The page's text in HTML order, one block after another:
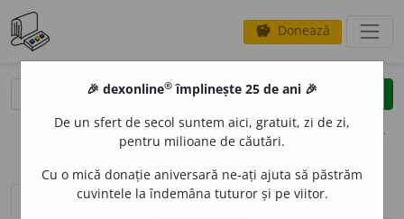
savings Donează
clear
opțiuni
definiții (1) pronunțievolume_up (50)
🎉 dexonline® împlinește 25 de ani 🎉
De un sfert de secol suntem aici, gratuit, zi de zi,
pentru milioane de căutări.
Cu o mică donație aniversară ne-ați ajuta să păstrăm
cuvintele la îndemâna tuturor și pe viitor.